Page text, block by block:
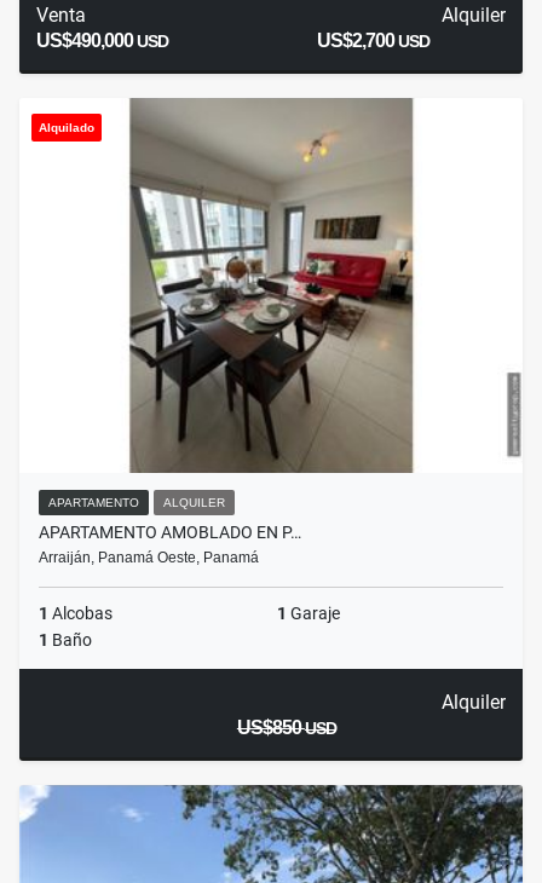
Venta
US$490,000USD
Alquiler
US$2,700USD
Alquilado
APARTAMENTO ALQUILER
APARTAMENTO AMOBLADO EN P…
Arraiján, Panamá Oeste, Panamá
1 Alcobas 1 Garaje
1 Baño
Alquiler
US$850USD